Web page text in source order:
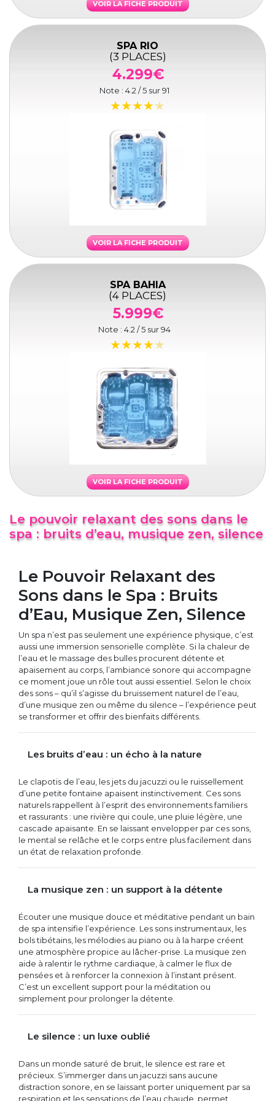
VOIR LA FICHE PRODUIT
SPA RIO
(3 PLACES)
4.299€
Note : 4.2 / 5 sur91
VOIR LA FICHE PRODUIT
SPA BAHIA
(4 PLACES)
5.999€
Note : 4.2 / 5 sur94
VOIR LA FICHE PRODUIT
Le pouvoir relaxant des sons dans le
spa : bruits d’eau, musique zen, silence
Le Pouvoir Relaxant des
Sons dans le Spa : Bruits
d’Eau, Musique Zen, Silence
Un spa n’est pas seulement une expérience physique, c’est
aussi une immersion sensorielle complète. Si la chaleur de
l’eau et le massage des bulles procurent détente et
apaisement au corps, l’ambiance sonore qui accompagne
ce moment joue un rôle tout aussi essentiel. Selon le choix
des sons – qu’il s’agisse du bruissement naturel de l’eau,
d’une musique zen ou même du silence – l’expérience peut
se transformer et offrir des bienfaits différents.
Les bruits d’eau : un écho à la nature
Le clapotis de l’eau, les jets du jacuzzi ou le ruissellement
d’une petite fontaine apaisent instinctivement. Ces sons
naturels rappellent à l’esprit des environnements familiers
et rassurants : une rivière qui coule, une pluie légère, une
cascade apaisante. En se laissant envelopper par ces sons,
le mental se relâche et le corps entre plus facilement dans
un état de relaxation profonde.
La musique zen : un support à la détente
Écouter une musique douce et méditative pendant un bain
de spa intensifie l’expérience. Les sons instrumentaux, les
bols tibétains, les mélodies au piano ou à la harpe créent
une atmosphère propice au lâcher-prise. La musique zen
aide à ralentir le rythme cardiaque, à calmer le flux de
pensées et à renforcer la connexion à l’instant présent.
C’est un excellent support pour la méditation ou
simplement pour prolonger la détente.
Le silence : un luxe oublié
Dans un monde saturé de bruit, le silence est rare et
précieux. S’immerger dans un jacuzzi sans aucune
distraction sonore, en se laissant porter uniquement par sa
respiration et les sensations de l’eau chaude, permet